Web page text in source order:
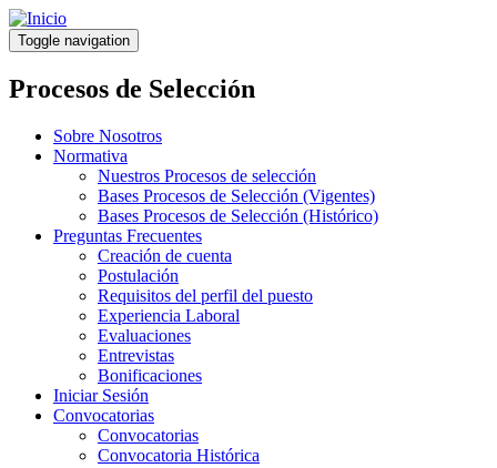
Pasar
al
contenido
principal
Toggle navigation
Procesos de Selección
Sobre Nosotros
Normativa
Nuestros Procesos de selección
Bases Procesos de Selección (Vigentes)
Bases Procesos de Selección (Histórico)
Preguntas Frecuentes
Creación de cuenta
Postulación
Requisitos del perfil del puesto
Experiencia Laboral
Evaluaciones
Entrevistas
Bonificaciones
Iniciar Sesión
Convocatorias
Convocatorias
Convocatoria Histórica